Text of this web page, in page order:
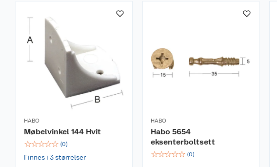
HABO
Møbelvinkel 144 Hvit
☆☆☆☆☆ (0)
Finnes i 3 størrelser
HABO
Habo 5654
eksenterboltsett
☆☆☆☆☆ (0)